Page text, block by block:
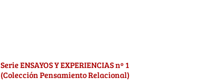
Serie ENSAYOS Y EXPERIENCIAS nº 1
(Colección Pensamiento Relacional)